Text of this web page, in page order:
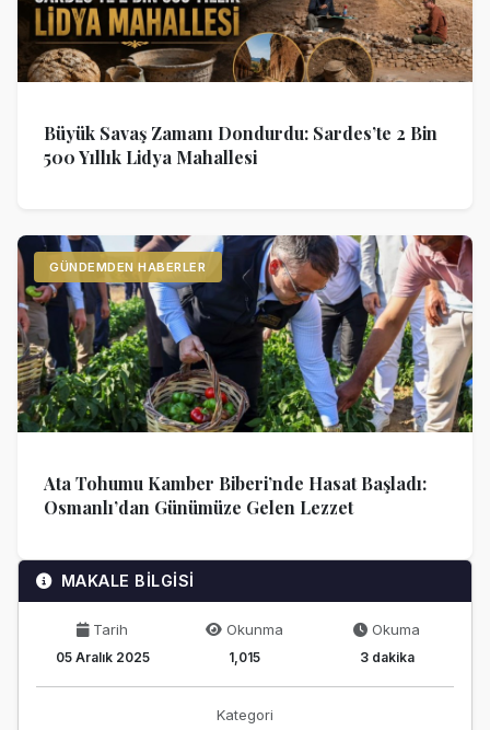
Büyük Savaş Zamanı Dondurdu: Sardes’te 2 Bin
500 Yıllık Lidya Mahallesi
GÜNDEMDEN HABERLER
Ata Tohumu Kamber Biberi’nde Hasat Başladı:
Osmanlı’dan Günümüze Gelen Lezzet
MAKALE BİLGİSİ
Tarih
05 Aralık 2025
Okunma
1,015
Okuma
3 dakika
Kategori